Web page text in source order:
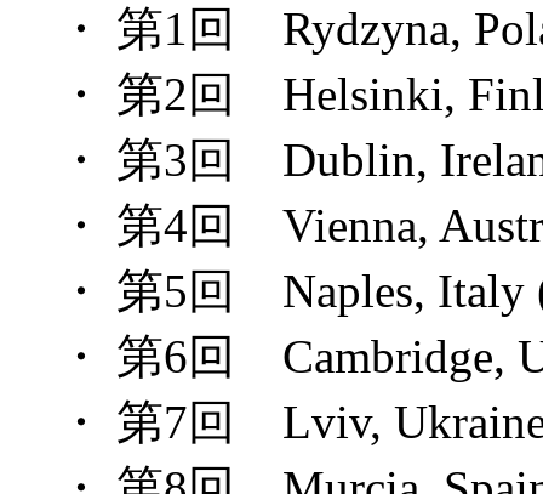
・ 第1回 Rydzyna,
・ 第2回 Helsinki,
・ 第3回 Dublin,
・ 第4回 Vienna,
・ 第5回 Naples, Italy
・ 第6回 Cambridge,
・ 第7回 Lviv, Ukraine